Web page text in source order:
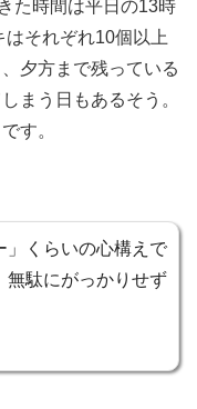
た時間は平日の13時
それぞれ10個以上
夕方まで残っている
まう日もあるそう。
す。
」くらいの心構えで
無駄にがっかりせず